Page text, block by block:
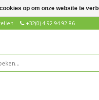
+32(0) 4 92 94 92 86
op om onze website te